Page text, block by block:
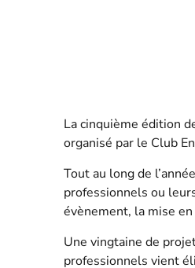
La cinquième édition
organisé par le Club
Tout au long de
professionnels ou
évènement, la mise
Une vingtaine de
professionnels vient